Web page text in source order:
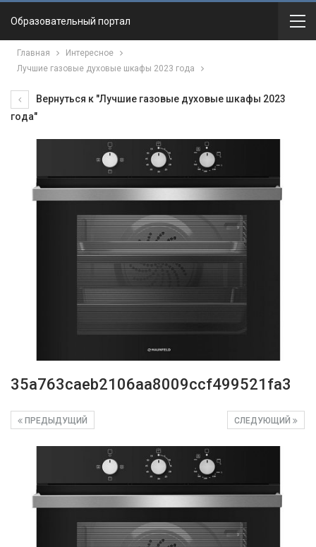
Образовательный портал
Главная
Интересное
Лучшие газовые духовые шкафы 2023 года
Вернуться к "Лучшие газовые духовые шкафы 2023
года"
35a763caeb2106aa8009ccf499521fa3
СЛЕДУЮЩИЙ
ПРЕДЫДУЩИЙ